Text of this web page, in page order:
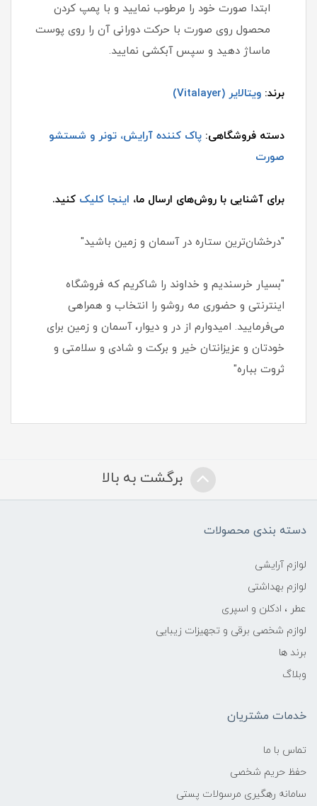
ابتدا صورت خود را مرطوب نمایید و با پمپ کردن
محصول روی صورت با حرکت دورانی آن را روی پوست
ماساژ دهید و سپس آبکشی نمایید.
برند: ویتالایر (Vitalayer)
دسته فروشگاهی: پاک کننده آرایش، تونر و شستشو
صورت
برای آشنایی با روش‌های ارسال ما، اینجا کلیک کنید.
"درخشان‌ترین ستاره در آسمان و زمین باشید"
"بسیار خرسندیم و خداوند را شاکریم که فروشگاه
اینترنتی و حضوری مه روشو را انتخاب و همراهی
می‌فرمایید. امیدوارم از در و دیوار، آسمان و زمین برای
خودتان و عزیزانتان خیر و برکت و شادی و سلامتی و
ثروت بباره"
برگشت به بالا
دسته بندی محصولات
لوازم آرایشی
لوازم بهداشتی
عطر ، ادکلن و اسپری
لوازم شخصی برقی و تجهیزات زیبایی
برند ها
وبلاگ
خدمات مشتریان
تماس با ما
حفظ حریم شخصی
سامانه رهگیری مرسولات پستی